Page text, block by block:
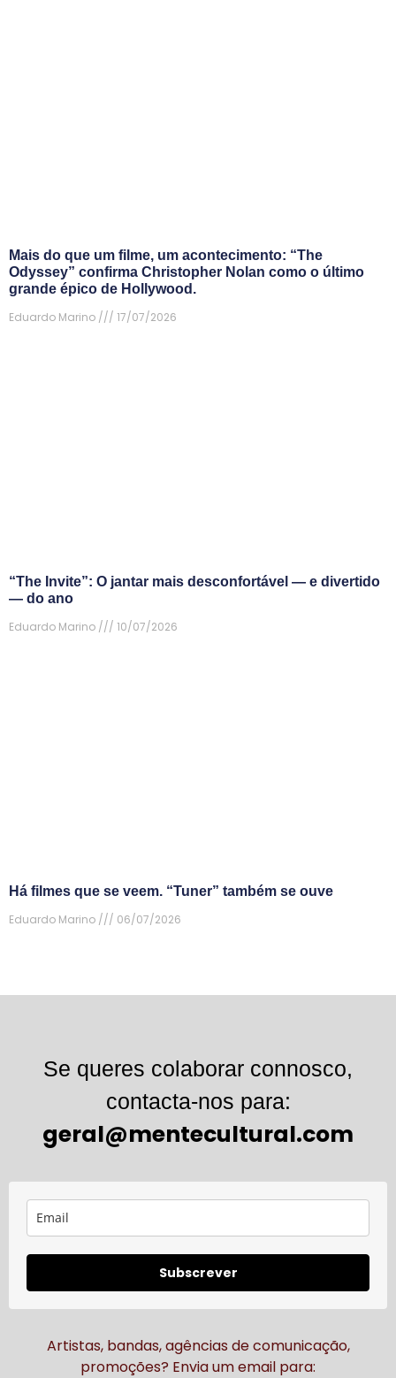
Mais do que um filme, um acontecimento: “The
Odyssey” confirma Christopher Nolan como o último
grande épico de Hollywood.
Eduardo Marino
17/07/2026
“The Invite”: O jantar mais desconfortável — e divertido
— do ano
Eduardo Marino
10/07/2026
Há filmes que se veem. “Tuner” também se ouve
Eduardo Marino
06/07/2026
Se queres colaborar connosco,
contacta-nos para:
geral@mentecultural.com
Subscrever
Artistas, bandas, agências de comunicação,
promoções? Envia um email para: